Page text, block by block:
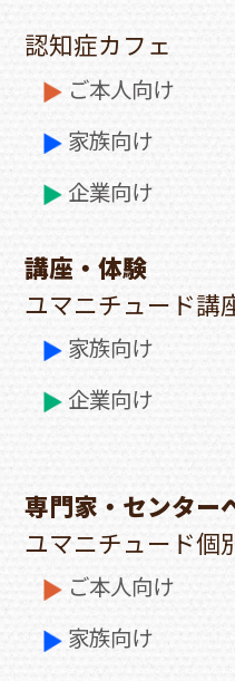
認知症カフェ
ご本人向け
家族向け
企業向け
講座・体験
ユマニチュード講
家族向け
企業向け
専門家・センター
ユマニチュード個
ご本人向け
家族向け